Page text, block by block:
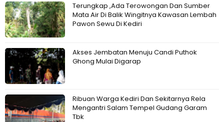
Terungkap ,Ada Terowongan Dan Sumber
Mata Air Di Balik Wingitnya Kawasan Lembah
Pawon Sewu Di Kediri
Akses Jembatan Menuju Candi Puthok
Ghong Mulai Digarap
Ribuan Warga Kediri Dan Sekitarnya Rela
Mengantri Salam Tempel Gudang Garam
Tbk